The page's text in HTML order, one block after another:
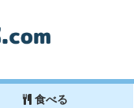
食べる